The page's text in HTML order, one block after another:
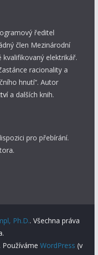
ředitel
člen Mezinárodní
kvalifikovaný elektrikář.
racionality a
hnutí“. Autor
a dalších knih.
pro přebírání.
Ph.D.. Všechna práva
PoužívámeWordPress (v